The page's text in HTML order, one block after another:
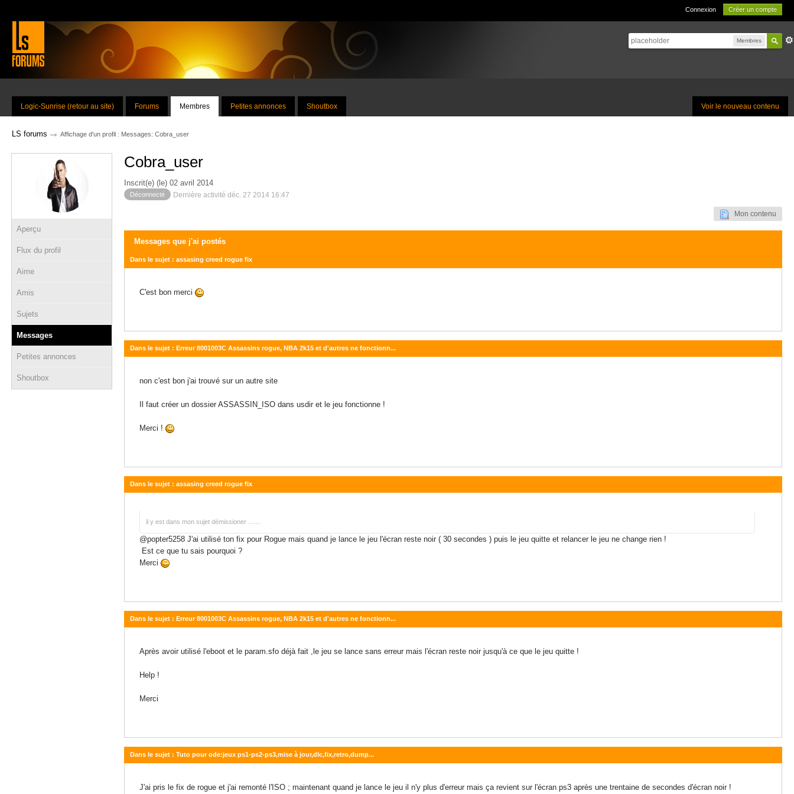
Connexion Créer un compte
Membres
Voir le nouveau contenu
Logic-Sunrise (retour au site) Forums Membres Petites annonces Shoutbox
LS forums → Affichage d'un profil : Messages: Cobra_user
Aperçu
Flux du profil
Aime
Amis
Sujets
Messages
Petites annonces
Shoutbox
Cobra_user
Inscrit(e) (le) 02 avril 2014
Déconnecté Dernière activité déc. 27 2014 16:47
Mon contenu
Messages que j'ai postés
Dans le sujet : assasing creed rogue fix
C'est bon merci
Dans le sujet : Erreur 8001003C Assassins rogue, NBA 2k15 et d'autres ne fonctionn...
non c'est bon j'ai trouvé sur un autre site
Il faut créer un dossier ASSASSIN_ISO dans usdir et le jeu fonctionne !
Merci !
Dans le sujet : assasing creed rogue fix
il y est dans mon sujet démissioner .......
@popter5258 J'ai utilisé ton fix pour Rogue mais quand je lance le jeu l'écran reste noir ( 30 secondes ) puis le jeu quitte et relancer le jeu ne change rien !
Est ce que tu sais pourquoi ?
Merci
Dans le sujet : Erreur 8001003C Assassins rogue, NBA 2k15 et d'autres ne fonctionn...
Après avoir utilisé l'eboot et le param.sfo déjà fait ,le jeu se lance sans erreur mais l'écran reste noir jusqu'à ce que le jeu quitte !
Help !
Merci
Dans le sujet : Tuto pour ode:jeux ps1-ps2-ps3,mise à jour,dlc,fix,retro,dump...
J'ai pris le fix de rogue et j'ai remonté l'ISO ; maintenant quand je lance le jeu il n'y plus d'erreur mais ça revient sur l'écran ps3 après une trentaine de secondes d'écran noir !